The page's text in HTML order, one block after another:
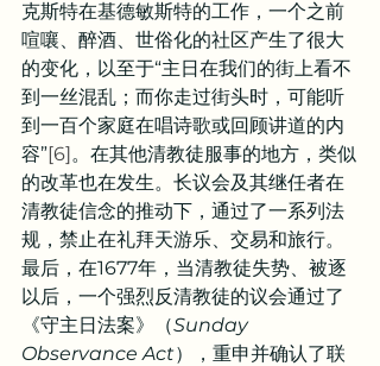
克斯特在基德敏斯特的工作，一个之前
喧嚷、醉酒、世俗化的社区产生了很大
的变化，以至于“主日在我们的街上看不
到一丝混乱；而你走过街头时，可能听
到一百个家庭在唱诗歌或回顾讲道的内
容”[6]。在其他清教徒服事的地方，类似
的改革也在发生。长议会及其继任者在
清教徒信念的推动下，通过了一系列法
规，禁止在礼拜天游乐、交易和旅行。
最后，在1677年，当清教徒失势、被逐
以后，一个强烈反清教徒的议会通过了
《守主日法案》（Sunday
Observance Act），重申并确认了联